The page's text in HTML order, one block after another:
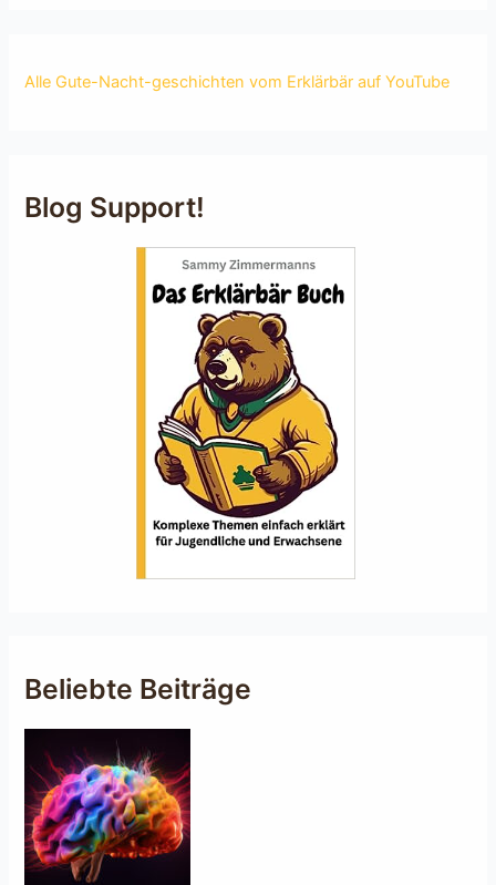
Alle Gute-Nacht-geschichten vom Erklärbär auf YouTube
Blog Support!
Beliebte Beiträge